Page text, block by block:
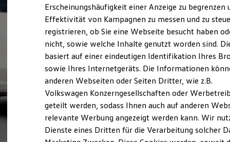
Ladezeitensimulator
Batterie
Sicherheit
Garantie und Lebensdauer
Nachhaltigkeit
Technologie
Kosten und Kauf
Verbrauchskosten
Kaufoptionen
E-Auto-Förderung
Software und Konnektivität
Die ID. Software 6
ID. Software Versionen und Updates
Digitale Extras
Schnittstellen zu Ihrem ID.
Erscheinungshäufigkeit einer Anzeige zu begrenzen
Effektivität von Kampagnen zu messen und zu
registrieren, ob Sie eine Webseite besucht haben
nicht, sowie welche Inhalte genutzt worden sind.
basiert auf einer eindeutigen Identifikation Ihres
sowie Ihres Internetgeräts. Die Informationen
anderen Webseiten oder Seiten Dritter, wie z.B.
Volkswagen Konzerngesellschaften oder
geteilt werden, sodass Ihnen auch auf anderen
relevante Werbung angezeigt werden kann. Wir
Dienste eines Dritten für die Verarbeitung solcher